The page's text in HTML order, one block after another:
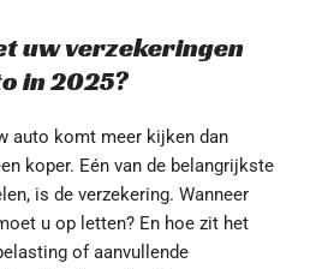
uw verzekeringen
in 2025?
auto komt meer kijken dan
koper. Eén van de belangrijkste
is de verzekering. Wanneer
u op letten? En hoe zit het
of aanvullende